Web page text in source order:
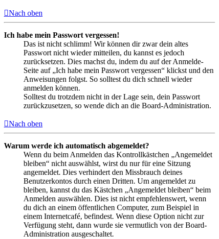
Nach oben
Ich habe mein Passwort vergessen!
Das ist nicht schlimm! Wir können dir zwar dein altes
Passwort nicht wieder mitteilen, du kannst es jedoch
zurücksetzen. Dies machst du, indem du auf der Anmelde-
Seite auf „Ich habe mein Passwort vergessen“ klickst und den
Anweisungen folgst. So solltest du dich schnell wieder
anmelden können.
Solltest du trotzdem nicht in der Lage sein, dein Passwort
zurückzusetzen, so wende dich an die Board-Administration.
Nach oben
Warum werde ich automatisch abgemeldet?
Wenn du beim Anmelden das Kontrollkästchen „Angemeldet
bleiben“ nicht auswählst, wirst du nur für eine Sitzung
angemeldet. Dies verhindert den Missbrauch deines
Benutzerkontos durch einen Dritten. Um angemeldet zu
bleiben, kannst du das Kästchen „Angemeldet bleiben“ beim
Anmelden auswählen. Dies ist nicht empfehlenswert, wenn
du dich an einem öffentlichen Computer, zum Beispiel in
einem Internetcafé, befindest. Wenn diese Option nicht zur
Verfügung steht, dann wurde sie vermutlich von der Board-
Administration ausgeschaltet.